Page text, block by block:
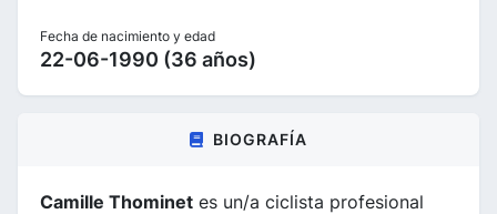
Fecha de nacimiento y edad
22-06-1990 (36 años)
BIOGRAFÍA
Camille Thominet es un/a ciclista profesional